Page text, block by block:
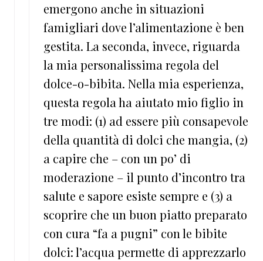
emergono anche in situazioni
famigliari dove l’alimentazione è ben
gestita. La seconda, invece, riguarda
la mia personalissima regola del
dolce-o-bibita. Nella mia esperienza,
questa regola ha aiutato mio figlio in
tre modi: (1) ad essere più consapevole
della quantità di dolci che mangia, (2)
a capire che – con un po’ di
moderazione – il punto d’incontro tra
salute e sapore esiste sempre e (3) a
scoprire che un buon piatto preparato
con cura “fa a pugni” con le bibite
dolci: l’acqua permette di apprezzarlo